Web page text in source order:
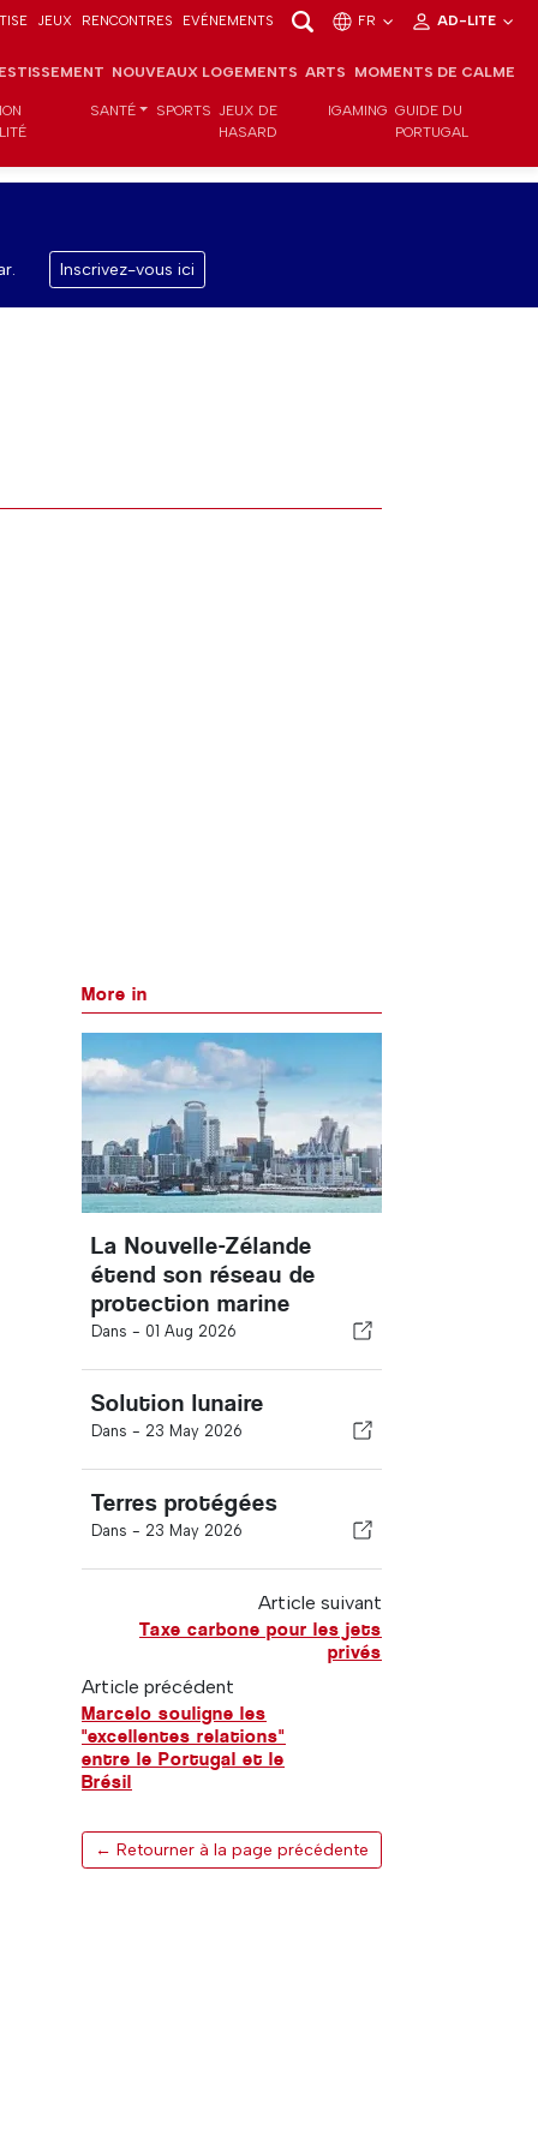
JEUX RENCONTRES EVÉNEMENTS FR AD-LITE
NOUVEAUX LOGEMENTS ARTS MOMENTS DE CALME
SANTÉ SPORTS JEUX DE
HASARD
IGAMING GUIDE DU
PORTUGAL
Inscrivez-vous ici
More in
La Nouvelle-Zélande
étend son réseau de
protection marine
Dans - 01 Aug 2026
Solution lunaire
Dans - 23 May 2026
Terres protégées
Dans - 23 May 2026
Article suivant
Taxe carbone pour les jets
privés
Article précédent
Marcelo souligne les
"excellentes relations"
entre le Portugal et le
Brésil
← Retourner à la page précédente